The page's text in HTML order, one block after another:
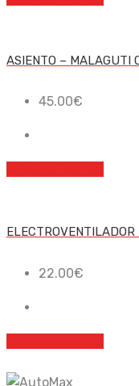
ASIENTO – MALAGUTI
45.00€
22.00€